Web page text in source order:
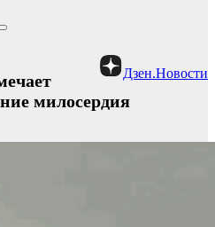
Дзен.Новости
милосердия